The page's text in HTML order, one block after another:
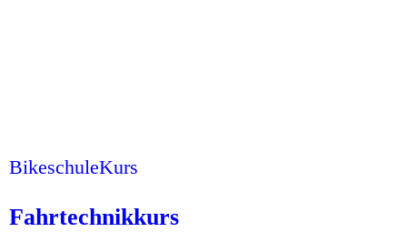
BikeschuleKurs
Fahrtechnikkurs